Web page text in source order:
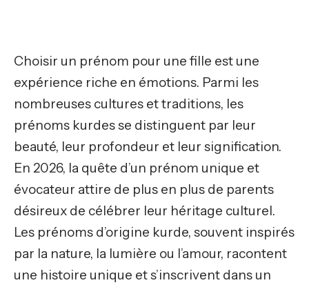
Choisir un prénom pour une fille est une
expérience riche en émotions. Parmi les
nombreuses cultures et traditions, les
prénoms kurdes se distinguent par leur
beauté, leur profondeur et leur signification.
En 2026, la quête d’un prénom unique et
évocateur attire de plus en plus de parents
désireux de célébrer leur héritage culturel.
Les prénoms d’origine kurde, souvent inspirés
par la nature, la lumière ou l’amour, racontent
une histoire unique et s’inscrivent dans un